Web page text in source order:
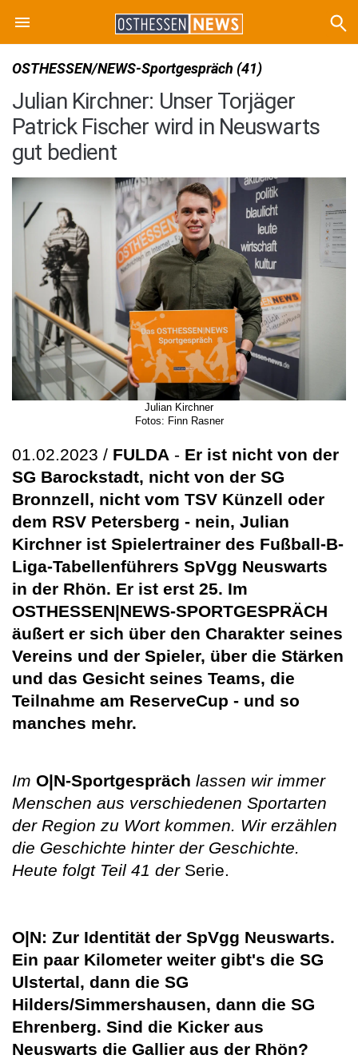
OSTHESSEN/NEWS-Sportgespräch (41)
Julian Kirchner: Unser Torjäger
Patrick Fischer wird in Neuswarts
gut bedient
Julian Kirchner
Fotos: Finn Rasner
01.02.2023 / FULDA - Er ist nicht von der
SG Barockstadt, nicht von der SG
Bronnzell, nicht vom TSV Künzell oder
dem RSV Petersberg - nein, Julian
Kirchner ist Spielertrainer des Fußball-B-
Liga-Tabellenführers SpVgg Neuswarts
in der Rhön. Er ist erst 25. Im
OSTHESSEN|NEWS-SPORTGESPRÄCH
äußert er sich über den Charakter seines
Vereins und der Spieler, über die Stärken
und das Gesicht seines Teams, die
Teilnahme am ReserveCup - und so
manches mehr.
Im O|N-Sportgespräch lassen wir immer
Menschen aus verschiedenen Sportarten
der Region zu Wort kommen. Wir erzählen
die Geschichte hinter der Geschichte.
Heute folgt Teil 41 derSerie.
O|N: Zur Identität der SpVgg Neuswarts.
Ein paar Kilometer weiter gibt's die SG
Ulstertal, dann die SG
Hilders/Simmershausen, dann die SG
Ehrenberg. Sind die Kicker aus
Neuswarts die Gallier aus der Rhön?